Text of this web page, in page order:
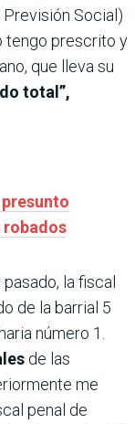
Social)
tengo prescrito y
que lleva su
total”,
robados
la fiscal
de la barrial 5
número 1.
de las
me
penal de